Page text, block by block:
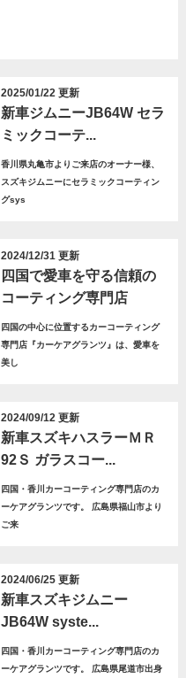
2025/01/22 更新
新車ジムニーJB64W セラ
ミックコーテ...
香川県丸亀市よりご来店のオーナー様、
スズキジムニーにセラミックコーティン
グsys
2024/12/31 更新
四国で愛車を守る信頼の
コーティング専門店
四国の中心に位置するカーコーティング
専門店『カーケアグランツ』は、愛車を
美し
2024/09/12 更新
新車スズキハスラーＭＲ
92Ｓ ガラスコー...
四国・香川カーコーティング専門店のカ
ーケアグランツです。 広島県福山市より
ご来
2024/06/25 更新
新車スズキジムニー
JB64W syste...
四国・香川カーコーティング専門店のカ
ーケアグランツです。 広島県尾道市出身